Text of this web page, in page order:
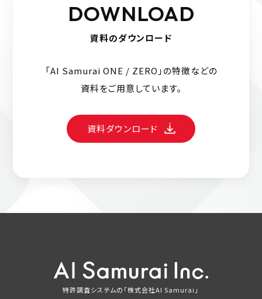
DOWNLOAD
資料のダウンロード
「AI Samurai ONE / ZERO」の特徴などの
資料をご用意しています。
資料ダウンロード
特許調査システムの「株式会社AI Samurai」